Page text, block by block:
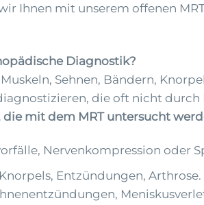
Ihnen mit unserem offenen
Diagnostik?
Sehnen, Bändern,
die oft nicht
mit dem MRT untersucht
Nervenkompression oder
Entzündungen, Arthrose.